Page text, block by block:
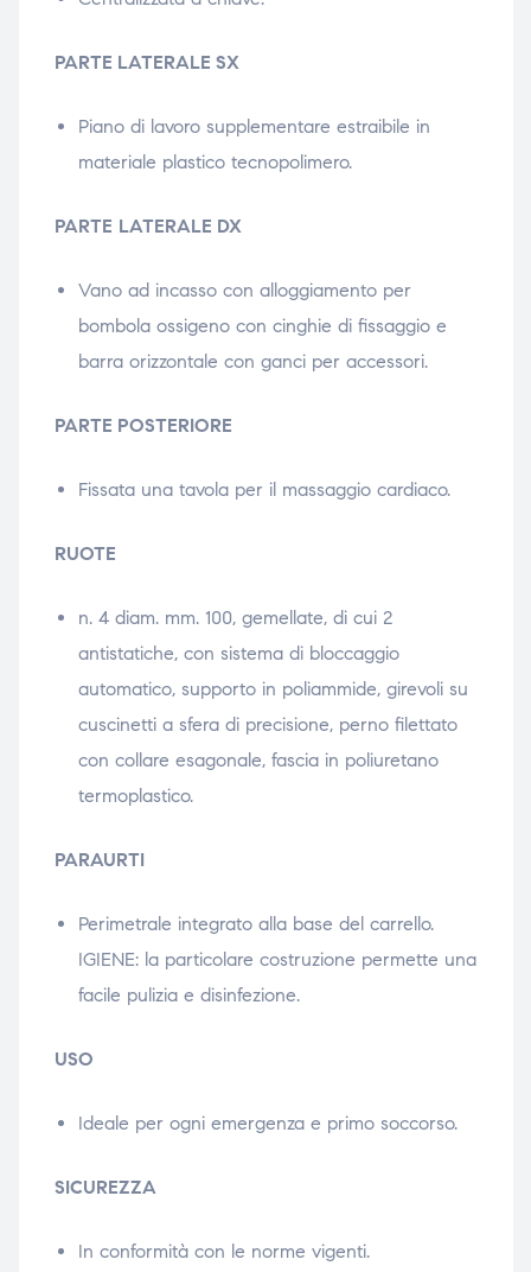
PARTE LATERALE SX
Piano di lavoro supplementare estraibile in
materiale plastico tecnopolimero.
PARTE LATERALE DX
Vano ad incasso con alloggiamento per
bombola ossigeno con cinghie di fissaggio e
barra orizzontale con ganci per accessori.
PARTE POSTERIORE
Fissata una tavola per il massaggio cardiaco.
RUOTE
n. 4 diam. mm. 100, gemellate, di cui 2
antistatiche, con sistema di bloccaggio
automatico, supporto in poliammide, girevoli su
cuscinetti a sfera di precisione, perno filettato
con collare esagonale, fascia in poliuretano
termoplastico.
PARAURTI
Perimetrale integrato alla base del carrello.
IGIENE: la particolare costruzione permette una
facile pulizia e disinfezione.
USO
Ideale per ogni emergenza e primo soccorso.
SICUREZZA
In conformità con le norme vigenti.